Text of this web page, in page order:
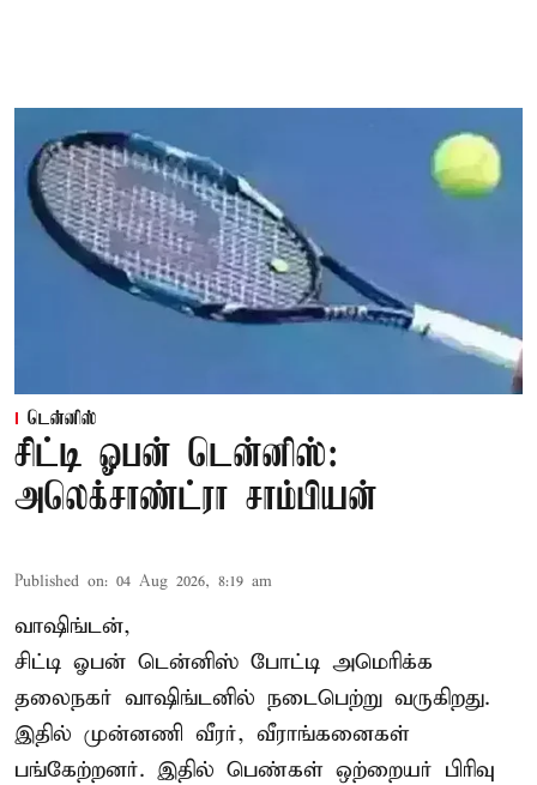
டென்னிஸ்
சிட்டி ஓபன் டென்னிஸ்:
அலெக்சாண்ட்ரா சாம்பியன்
Published on: 04 Aug 2026, 8:19 am
வாஷிங்டன்,
சிட்டி ஓபன் டென்னிஸ் போட்டி அமெரிக்க
தலைநகர் வாஷிங்டனில் நடைபெற்று வருகிறது.
இதில் முன்னணி வீரர், வீராங்கனைகள்
பங்கேற்றனர். இதில் பெண்கள் ஒற்றையர் பிரிவு